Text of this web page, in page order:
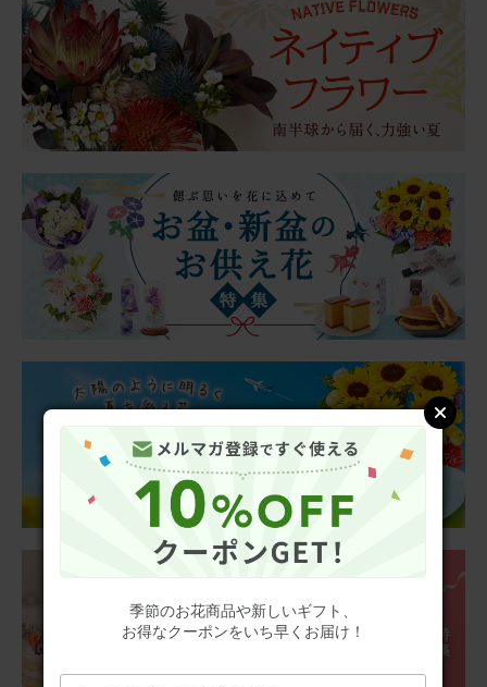
お父さん、お母さん見てる？
実父・実母の仏壇に飾らせて頂きました。 ２人とも植物が
好き（父はサボテン推し）でした。きっと、喜んでくれて
いると思います。 いずれにせよ、お花が１輪でもあると、
何かメリハリ（？）が出来て、イイですね☆☆
2026/06/21
ブルーミーユーザーさん
50代
用途：
父の日
父の日に
亡くなった義父に送りました。 義母はどら焼きを自分にと
思ったらしく、すぐに食べてしまったそうです… 美味しか
ったそうです。 お供えくださいね、とカードを添えたら良
かったかな？ お花は綺麗だととても喜んでもらえて良かっ
さらに表示
【お悔やみ・お供えの花】アレンジメント(ピンク、Mサイ
ズ)と甘美どら焼きのセット
ブルーミーユーザーさん 60代
季節のお花商品や新しいギフト、
お得なクーポンをいち早くお届け！